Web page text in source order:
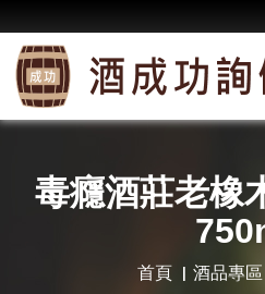
毒癮酒莊老橡
首頁 酒品專區